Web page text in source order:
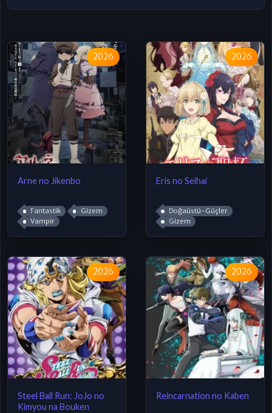
2026
Arne no Jikenbo
Fantastik
Gizem
Vampir
2026
Eris no Seihai
Doğaüstü-Güçler
Gizem
2026
Steel Ball Run: JoJo no
Kimyou na Bouken
2026
Reincarnation no Kaben